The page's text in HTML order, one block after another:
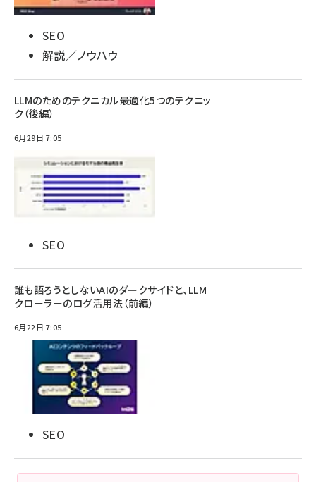
SEO
解説／ノウハウ
LLMのためのテクニカル最適化5つのテクニッ
ク（後編）
6月29日 7:05
SEO
誰も語ろうとしないAIのダークサイドと、LLM
クローラーのログ活用法（前編）
6月22日 7:05
SEO